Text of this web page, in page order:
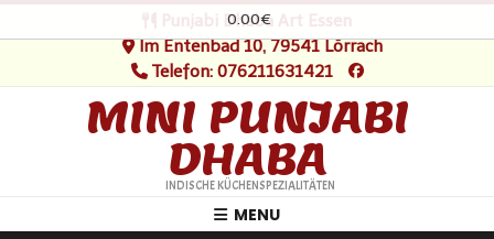
Punjabi Dhaba Art Essen
Im Entenbad 10, 79541 Lörrach
Telefon: 076211631421
MINI PUNJABI
DHABA
INDISCHE KÜCHENSPEZIALITÄTEN
MENU
0.00€